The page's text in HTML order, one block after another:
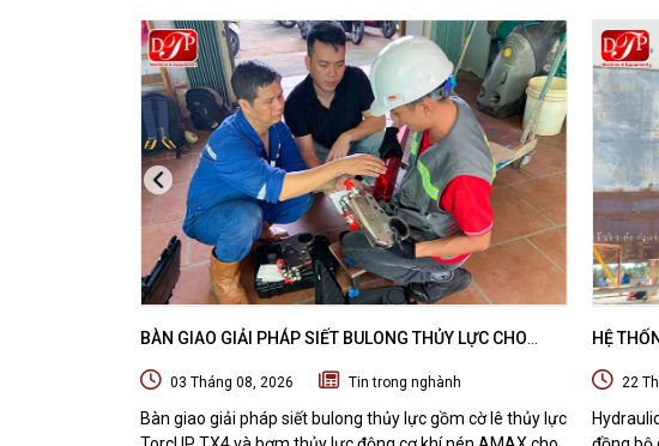
BÀN GIAO GIẢI PHÁP SIẾT BULONG THỦY LỰC CHO
ÁN OFFSHORE
03 Tháng 08, 2026 Tin trong nghành
Bàn giao giải pháp siết bulong thủy lực gồm cờ lê thủy lực
HỆ
22